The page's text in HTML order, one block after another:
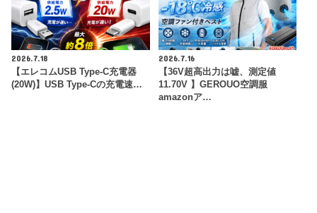
2026.7.18
【エレコムUSB Type-C充電器
(20W)】USB Type-Cの充電速…
2026.7.16
【36V超高出力は嘘、測定値
11.70V 】GEROUO空調服
amazonア…